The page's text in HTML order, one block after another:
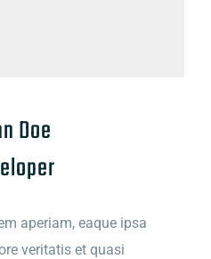
Doe
aperiam, eaque ipsa
veritatis et quasi